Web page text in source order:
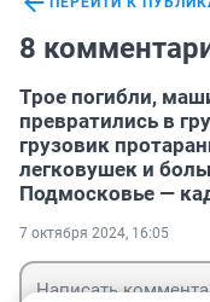
8
Трое погибли,
превратились в
грузовик
легковушек и
Подмосковье —
7 октября 2024, 16:05